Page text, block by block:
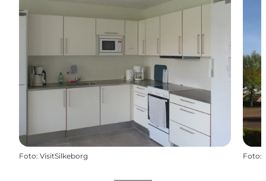
Foto: VisitSilkeborg Foto: